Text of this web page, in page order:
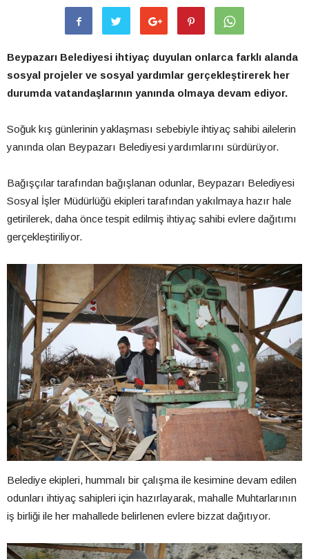
Beypazarı Belediyesi ihtiyaç duyulan onlarca farklı alanda
sosyal projeler ve sosyal yardımlar gerçekleştirerek her
durumda vatandaşlarının yanında olmaya devam ediyor.
Soğuk kış günlerinin yaklaşması sebebiyle ihtiyaç sahibi ailelerin
yanında olan Beypazarı Belediyesi yardımlarını sürdürüyor.
Bağışçılar tarafından bağışlanan odunlar, Beypazarı Belediyesi
Sosyal İşler Müdürlüğü ekipleri tarafından yakılmaya hazır hale
getirilerek, daha önce tespit edilmiş ihtiyaç sahibi evlere dağıtımı
gerçekleştiriliyor.
Belediye ekipleri, hummalı bir çalışma ile kesimine devam edilen
odunları ihtiyaç sahipleri için hazırlayarak, mahalle Muhtarlarının
iş birliği ile her mahallede belirlenen evlere bizzat dağıtıyor.